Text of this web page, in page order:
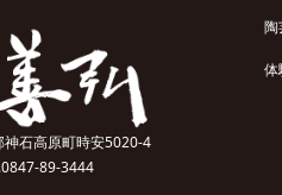
石高原町時安5020-4
89-3444
陶
体